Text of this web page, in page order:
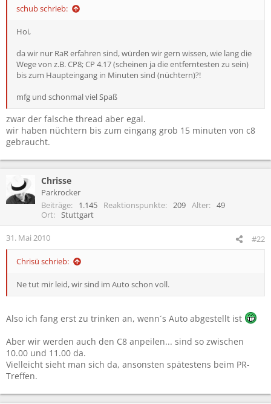
schub schrieb:
Hoi,
da wir nur RaR erfahren sind, würden wir gern wissen, wie lang die
Wege von z.B. CP8; CP 4.17 (scheinen ja die entferntesten zu sein)
bis zum Haupteingang in Minuten sind (nüchtern)?!
mfg und schonmal viel Spaß
zwar der falsche thread aber egal.
wir haben nüchtern bis zum eingang grob 15 minuten von c8
gebraucht.
Chrisse
Parkrocker
Beiträge
1.145 Reaktionspunkte 209 Alter
49
Ort
Stuttgart
31. Mai 2010 #22
Chrisü schrieb:
Ne tut mir leid, wir sind im Auto schon voll.
Also ich fang erst zu trinken an, wenn´s Auto abgestellt ist
Aber wir werden auch den C8 anpeilen... sind so zwischen
10.00 und 11.00 da.
Vielleicht sieht man sich da, ansonsten spätestens beim PR-
Treffen.